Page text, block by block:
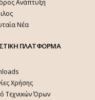
Ανάπτυξη
Νέα
ΠΛΑΤΦΟΡΜΑ
Χρήσης
Τεχνικών Όρων